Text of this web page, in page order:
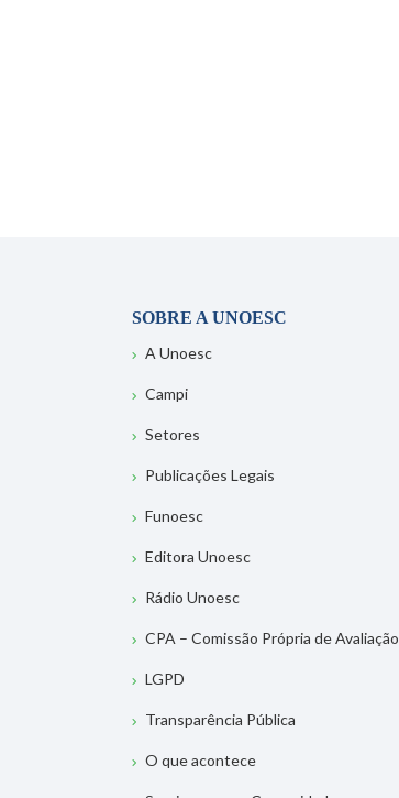
SOBRE A UNOESC
A Unoesc
Campi
Setores
Publicações Legais
Funoesc
Editora Unoesc
Rádio Unoesc
CPA – Comissão Própria de Avaliação
LGPD
Transparência Pública
O que acontece